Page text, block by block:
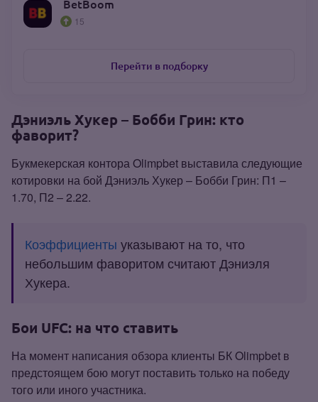
BetBoom
15
Перейти в подборку
Дэниэль Хукер – Бобби Грин: кто
фаворит?
Букмекерская контора Olimpbet выставила следующие
котировки на бой Дэниэль Хукер – Бобби Грин: П1 –
1.70, П2 – 2.22.
Коэффициенты указывают на то, что
небольшим фаворитом считают Дэниэля
Хукера.
Бои UFC: на что ставить
На момент написания обзора клиенты БК Olimpbet в
предстоящем бою могут поставить только на победу
того или иного участника.